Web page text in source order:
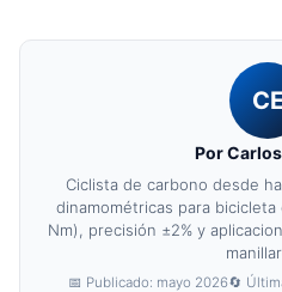
CE
Por
Ciclista de carbono desde
dinamométricas para
Nm), precisión ±2% y
📅 Publicado: mayo 2026🔄